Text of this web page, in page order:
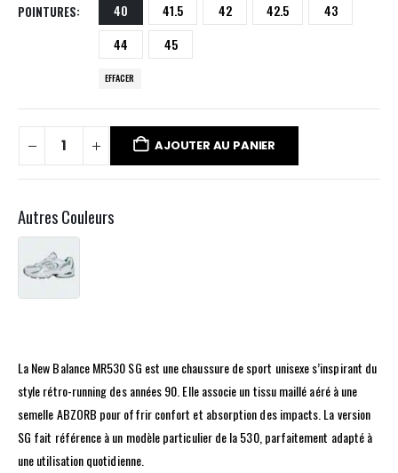
POINTURES 40 41.5 42 42.5
43
44
45
EFFACER
AJOUTER AU PANIER
Autres Couleurs
La New Balance MR530 SG est une chaussure de sport unisexe s’inspirant du
style rétro-running des années 90. Elle associe un tissu maillé aéré à une
semelle ABZORB pour offrir confort et absorption des impacts. La version
SG fait référence à un modèle particulier de la 530, parfaitement adapté à
une utilisation quotidienne.